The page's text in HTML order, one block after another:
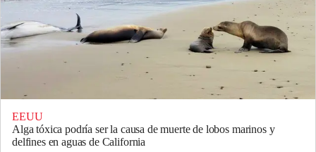
EEUU
Alga tóxica podría ser la causa de muerte de lobos marinos y
delfines en aguas de California